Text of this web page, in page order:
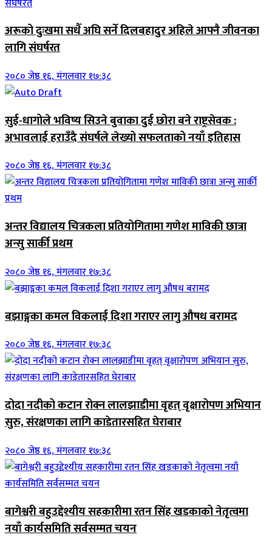
अरूको दुःखमा सधैँ अघि सर्ने दिलबहादुर अहिले आफ्नै जीवनका
लागि संघर्षरत
२०८० जेष्ठ १६, मंगलवार १७:३८
सुई-धागोले भविष्य सिउने बुवाका दुई छोरा बने राष्ट्रसेवक :
अभावलाई हराउँदै संघर्षले लेख्यो सफलताको नयाँ इतिहास
२०८० जेष्ठ १६, मंगलवार १७:३८
अन्तर विद्यालय चित्रकला प्रतियोगितामा गणेश माविकी छात्रा
अन्सु सार्की प्रथम
२०८० जेष्ठ १६, मंगलवार १७:३८
बझाङ्गका कमल विकलाई दिशा गराएर लागु औषध बरामद
२०८० जेष्ठ १६, मंगलवार १७:३८
दोदा नदीको कटान रोक्न लालझाडीमा वृहत् वृक्षारोपण अभियान
सुरु, संरक्षणका लागि काडेतारसहित घेराबार
२०८० जेष्ठ १६, मंगलवार १७:३८
बागेश्वरी बहुउद्देश्यीय सहकारीमा रतन सिंह खडकाको नेतृत्वमा
नयाँ कार्यसमिति सर्वसम्मत चयन